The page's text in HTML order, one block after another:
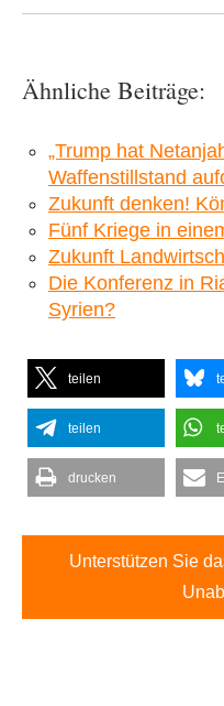
Ähnliche Beiträge:
„Trump hat
Waffenstillstand
Zukunft denken!
Fünf Kriege in
Zukunft
Die Konferenz in
Syrien?
teilen
teilen
drucken
Unterstützen Sie